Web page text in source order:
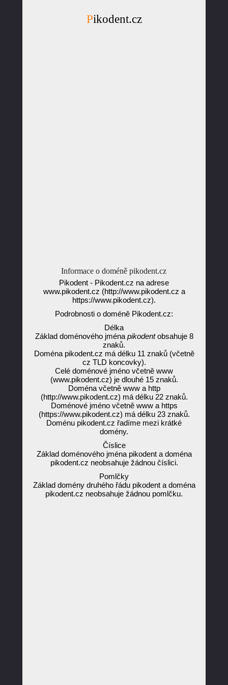
Pikodent.cz
Informace o doméně pikodent.cz
Pikodent - Pikodent.cz na adrese
www.pikodent.cz (http://www.pikodent.cz a
https://www.pikodent.cz).
Podrobnosti o doméně Pikodent.cz:
Délka
Základ doménového jména pikodentobsahuje 8
znaků.
Doména pikodent.cz má délku 11 znaků (včetně
cz TLD koncovky).
Celé doménové jméno včetně www
(www.pikodent.cz) je dlouhé 15 znaků.
Doména včetně www a http
(http://www.pikodent.cz) má délku 22 znaků.
Doménové jméno včetně www a https
(https://www.pikodent.cz) má délku 23 znaků.
Doménu pikodent.cz řadíme mezi krátké
domény.
Číslice
Základ doménového jména pikodent a doména
pikodent.cz neobsahuje žádnou číslici.
Pomlčky
Základ domény druhého řádu pikodent a doména
pikodent.cz neobsahuje žádnou pomlčku.